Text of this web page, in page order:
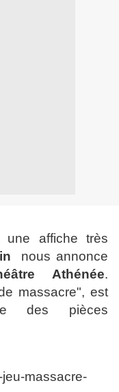
affiche très
nous annonce
Athénée.
massacre", est
des pièces